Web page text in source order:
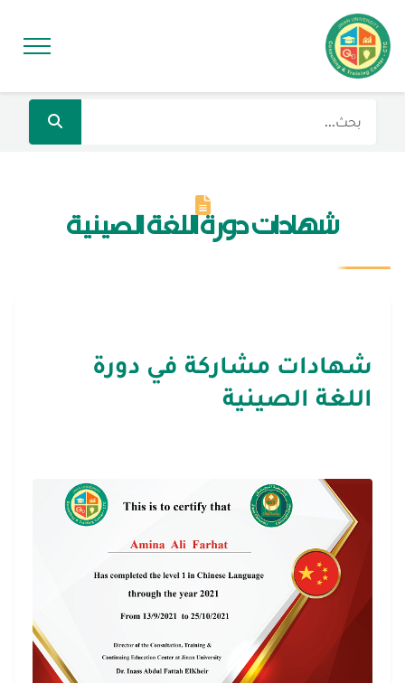
شهادات دورة اللغة الصينية
شهادات مشاركة في دورة
اللغة الصينية